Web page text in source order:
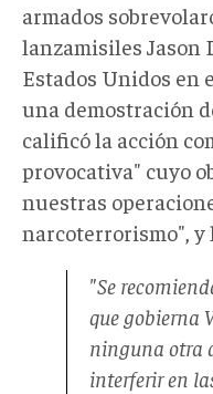
armados
lanzamisiles Jason
Estados Unidos en
una demostración
calificó la acción
provocativa" cuyo
nuestras
narcoterrorismo", y
"Se
que gobierna
ninguna otra
interferir en